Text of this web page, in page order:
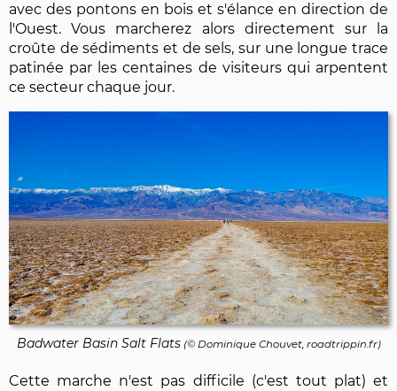
avec des pontons en bois et s'élance en direction de
l'Ouest. Vous marcherez alors directement sur la
croûte de sédiments et de sels, sur une longue trace
patinée par les centaines de visiteurs qui arpentent
ce secteur chaque jour.
Badwater Basin Salt Flats(© Dominique Chouvet, roadtrippin.fr)
Cette marche n'est pas difficile (c'est tout plat) et